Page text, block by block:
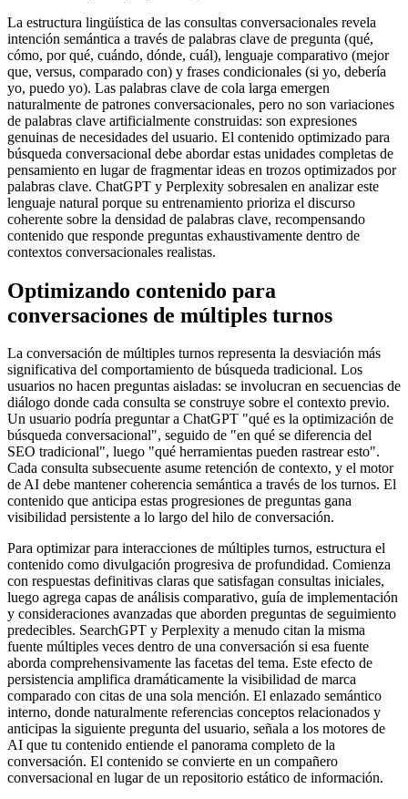
La estructura lingüística de las consultas conversacionales revela
intención semántica a través de palabras clave de pregunta (qué,
cómo, por qué, cuándo, dónde, cuál), lenguaje comparativo (mejor
que, versus, comparado con) y frases condicionales (si yo, debería
yo, puedo yo). Las palabras clave de cola larga emergen
naturalmente de patrones conversacionales, pero no son variaciones
de palabras clave artificialmente construidas: son expresiones
genuinas de necesidades del usuario. El contenido optimizado para
búsqueda conversacional debe abordar estas unidades completas de
pensamiento en lugar de fragmentar ideas en trozos optimizados por
palabras clave. ChatGPT y Perplexity sobresalen en analizar este
lenguaje natural porque su entrenamiento prioriza el discurso
coherente sobre la densidad de palabras clave, recompensando
contenido que responde preguntas exhaustivamente dentro de
contextos conversacionales realistas.
Optimizando contenido para
conversaciones de múltiples turnos
La conversación de múltiples turnos representa la desviación más
significativa del comportamiento de búsqueda tradicional. Los
usuarios no hacen preguntas aisladas: se involucran en secuencias de
diálogo donde cada consulta se construye sobre el contexto previo.
Un usuario podría preguntar a ChatGPT "qué es la optimización de
búsqueda conversacional", seguido de "en qué se diferencia del
SEO tradicional", luego "qué herramientas pueden rastrear esto".
Cada consulta subsecuente asume retención de contexto, y el motor
de AI debe mantener coherencia semántica a través de los turnos. El
contenido que anticipa estas progresiones de preguntas gana
visibilidad persistente a lo largo del hilo de conversación.
Para optimizar para interacciones de múltiples turnos, estructura el
contenido como divulgación progresiva de profundidad. Comienza
con respuestas definitivas claras que satisfagan consultas iniciales,
luego agrega capas de análisis comparativo, guía de implementación
y consideraciones avanzadas que aborden preguntas de seguimiento
predecibles. SearchGPT y Perplexity a menudo citan la misma
fuente múltiples veces dentro de una conversación si esa fuente
aborda comprehensivamente las facetas del tema. Este efecto de
persistencia amplifica dramáticamente la visibilidad de marca
comparado con citas de una sola mención. El enlazado semántico
interno, donde naturalmente referencias conceptos relacionados y
anticipas la siguiente pregunta del usuario, señala a los motores de
AI que tu contenido entiende el panorama completo de la
conversación. El contenido se convierte en un compañero
conversacional en lugar de un repositorio estático de información.